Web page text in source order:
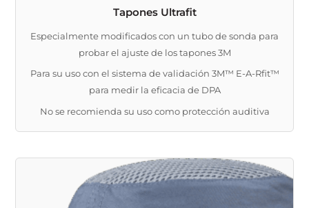
Tapones Ultrafit
Especialmente modificados con un tubo de sonda para
probar el ajuste de los tapones 3M
Para su uso con el sistema de validación 3M™ E-A-Rfit™
para medir la eficacia de DPA
No se recomienda su uso como protección auditiva
Este
producto